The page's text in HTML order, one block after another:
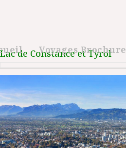
Voyages Brochure
Lac de Constance et Tyrol